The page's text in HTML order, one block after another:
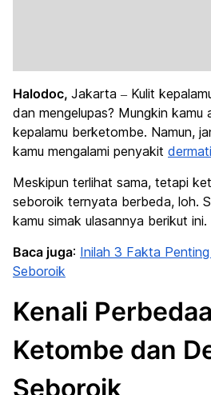
Halodoc, Jakarta – Kulit
dan mengelupas? Mungkin kamu
kepalamu berketombe. Namun,
kamu mengalami penyakit
Meskipun terlihat sama, tetapi
seboroik ternyata berbeda, loh.
kamu simak ulasannya berikut ini.
Baca juga: Inilah 3 Fakta
Seboroik
Kenali
Ketombe dan
Seboroik